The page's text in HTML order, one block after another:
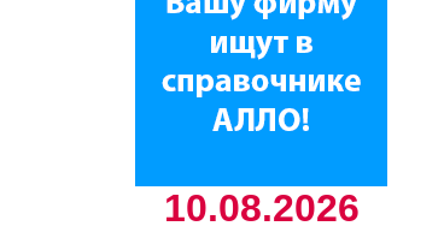
10.08.2026